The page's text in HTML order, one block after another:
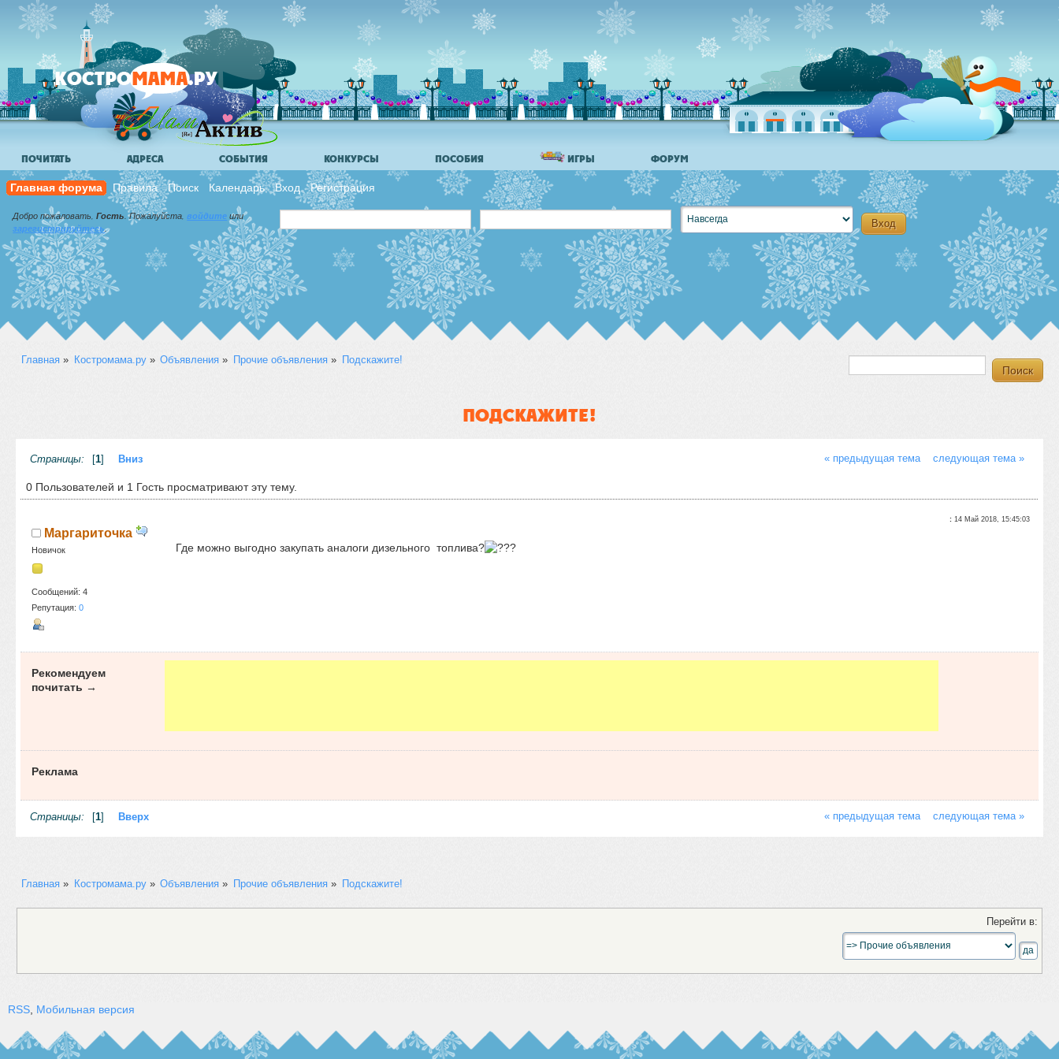
ПОЧИТАТЬ АДРЕСА СОБЫТИЯ КОНКУРСЫ ПОСОБИЯ ИГРЫ ФОРУМ
Главная форума Правила Поиск Календарь Вход Регистрация
Добро пожаловать,Гость. Пожалуйста, войдите или
зарегистрируйтесь.
Главная » Костромама.ру» Объявления » Прочие объявления» Подскажите!
ПОДСКАЖИТЕ!
« предыдущая тема следующая тема »
Страницы: 1 Вниз
0 Пользователей и 1 Гость просматривают эту тему.
Маргариточка
Новичок
Сообщений: 4
Репутация: 0
:14 Май 2018, 15:45:03
Где можно выгодно закупать аналоги дизельного топлива?
Рекомендуем
почитать →
Реклама
« предыдущая тема следующая тема »
Страницы: [1] Вверх
Главная » Костромама.ру» Объявления » Прочие объявления» Подскажите!
Перейти в:
RSS Мобильная версия